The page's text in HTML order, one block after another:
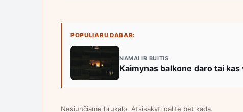
POPULIARU DABAR:
NAMAI IR BUITIS
Kaimynas balkone daro tai
Nesiunčiame brukalo. Atsisakyti galite bet kada.